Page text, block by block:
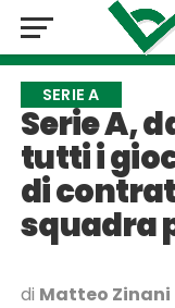
SERIE A
Serie A,
tutti i
di
squadra
di Matteo Zinani